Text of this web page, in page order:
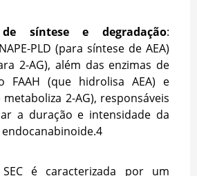
de síntese e degradação:
PLD (para síntese de AEA)
2-AG), além das enzimas de
FAAH (que hidrolisa AEA) e
metaboliza 2-AG), responsáveis
a duração e intensidade da
4
é caracterizada por um